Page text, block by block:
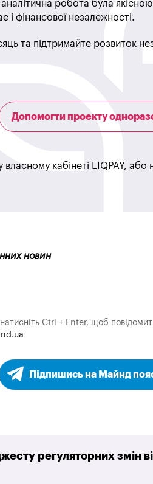
робота була
і фінансової незалежності.
та підтримайте розвиток
Допомогти проекту
кабінеті LIQPAY, або
новин
Ctrl + Enter, щоб
Підпишись на Майнд
регуляторних змін